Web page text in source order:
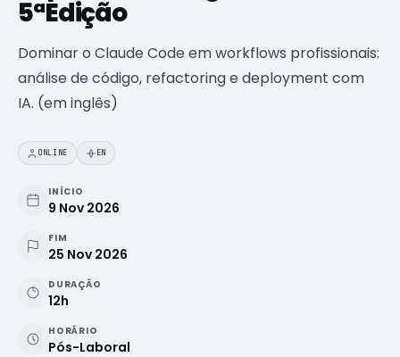
Aulas de línguas
Brain QA Academy
Formação intensiva em QA e testes de software
Layer8 Bootcamp
5ªEdição
Dominar o Claude Code em workflows profissionais:
análise de código, refactoring e deployment com
IA. (em inglês)
ONLINE EN
INÍCIO
9 Nov 2026
FIM
25 Nov 2026
DURAÇÃO
12h
HORÁRIO
Pós-Laboral